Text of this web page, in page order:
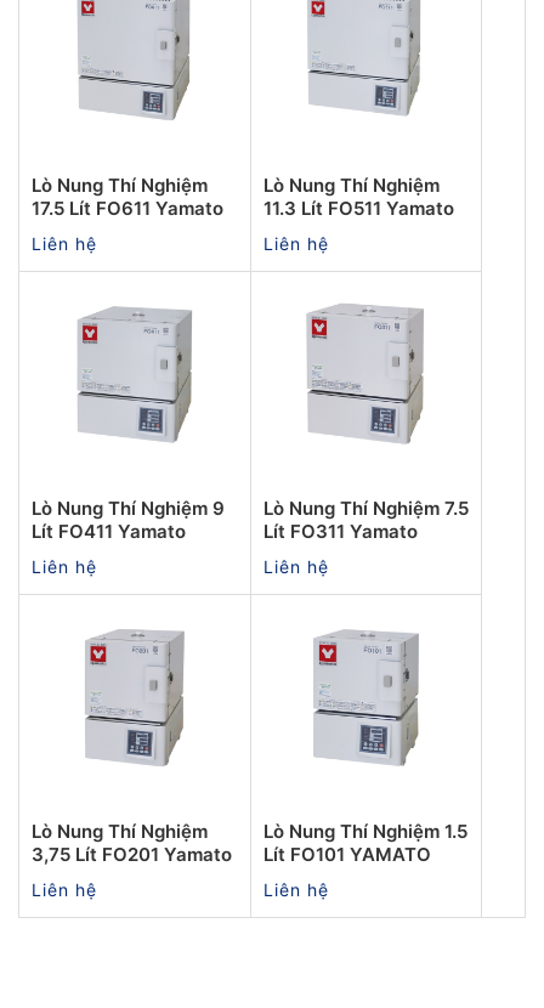
Lò Nung Thí Nghiệm
17.5 Lít FO611 Yamato
Liên hệ
Lò Nung Thí Nghiệm
11.3 Lít FO511 Yamato
Liên hệ
Lò Nung Thí Nghiệm 9
Lít FO411 Yamato
Liên hệ
Lò Nung Thí Nghiệm 7.5
Lít FO311 Yamato
Liên hệ
Lò Nung Thí Nghiệm
3,75 Lít FO201 Yamato
Liên hệ
Lò Nung Thí Nghiệm 1.5
Lít FO101 YAMATO
Liên hệ